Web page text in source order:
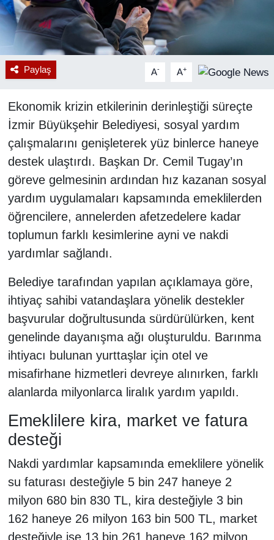
Paylaş A- A+
Ekonomik krizin etkilerinin derinleştiği süreçte
İzmir Büyükşehir Belediyesi, sosyal yardım
çalışmalarını genişleterek yüz binlerce haneye
destek ulaştırdı. Başkan Dr. Cemil Tugay’ın
göreve gelmesinin ardından hız kazanan sosyal
yardım uygulamaları kapsamında emeklilerden
öğrencilere, annelerden afetzedelere kadar
toplumun farklı kesimlerine ayni ve nakdi
yardımlar sağlandı.
Belediye tarafından yapılan açıklamaya göre,
ihtiyaç sahibi vatandaşlara yönelik destekler
başvurular doğrultusunda sürdürülürken, kent
genelinde dayanışma ağı oluşturuldu. Barınma
ihtiyacı bulunan yurttaşlar için otel ve
misafirhane hizmetleri devreye alınırken, farklı
alanlarda milyonlarca liralık yardım yapıldı.
Emeklilere kira, market ve fatura
desteği
Nakdi yardımlar kapsamında emeklilere yönelik
su faturası desteğiyle 5 bin 247 haneye 2
milyon 680 bin 830 TL, kira desteğiyle 3 bin
162 haneye 26 milyon 163 bin 500 TL, market
desteğiyle ise 13 bin 261 haneye 162 milyon